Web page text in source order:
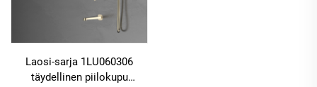
Laosi-sarja 1LU060306
täydellinen piilokupu